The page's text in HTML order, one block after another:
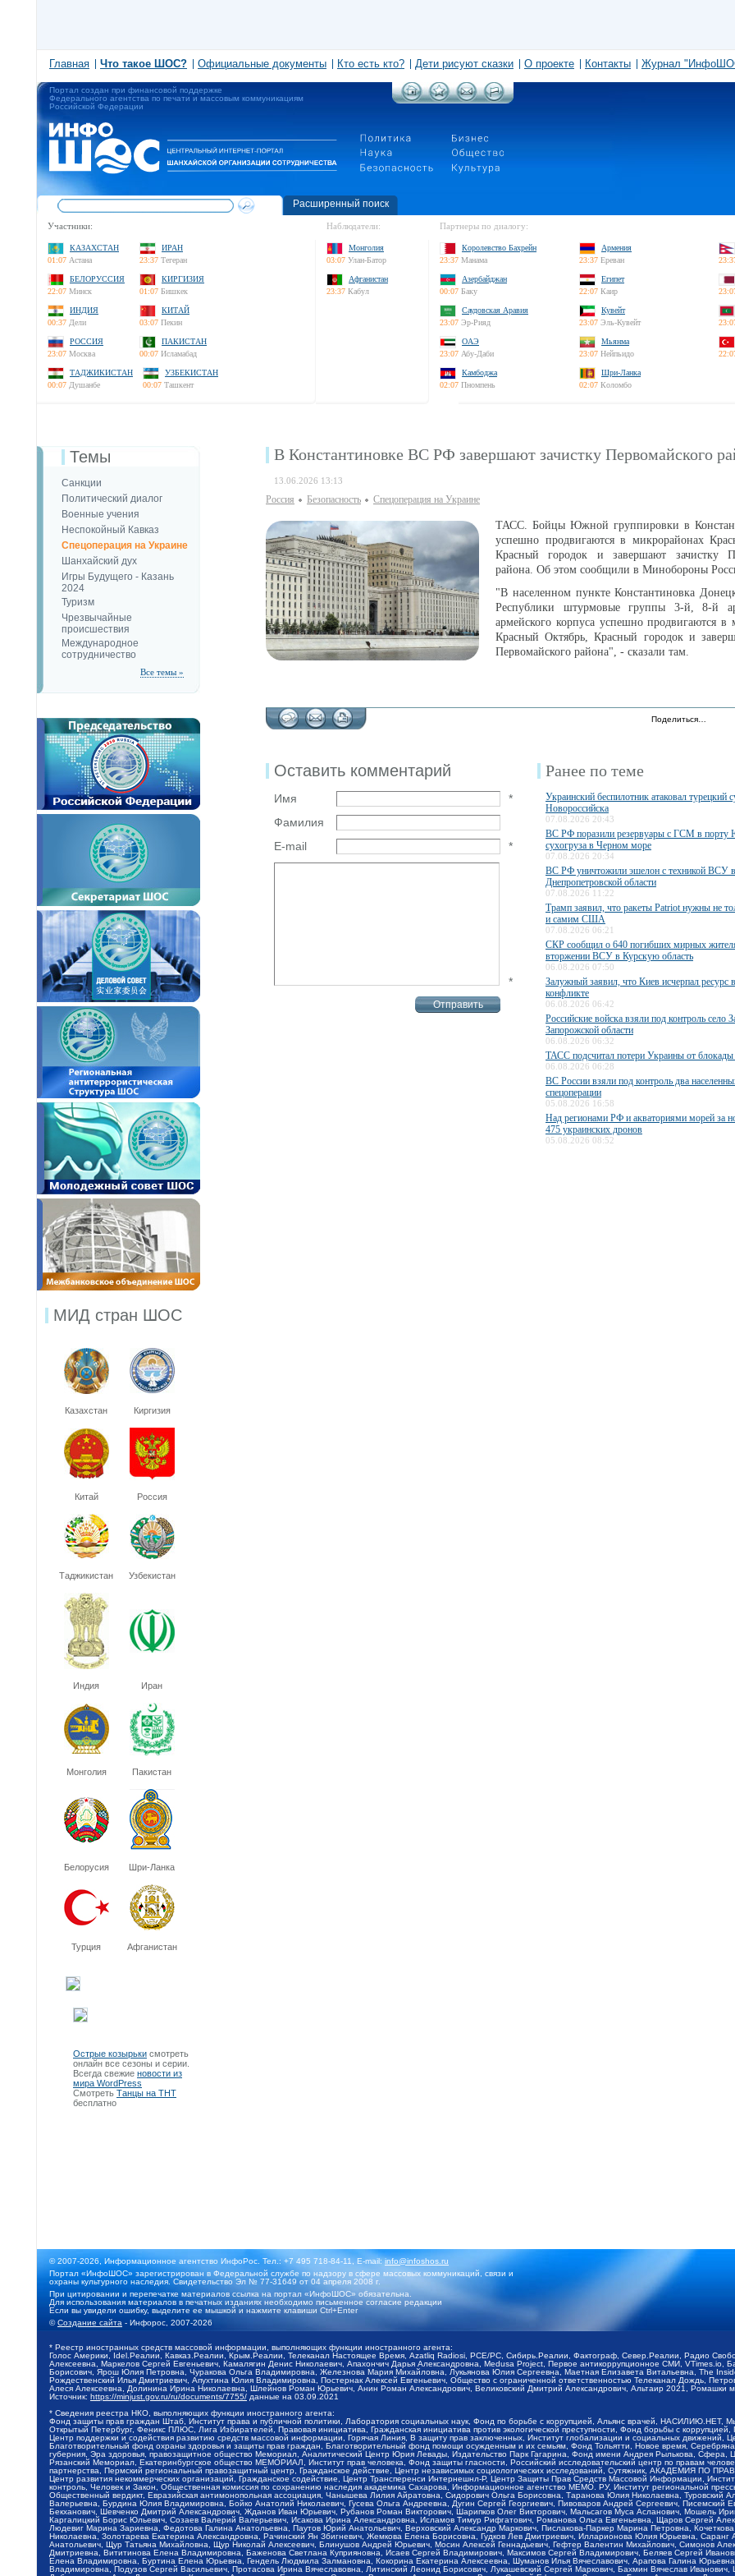
Главная Что такое ШОС? Официальные документы Кто есть кто? Дети рисуют сказки О проекте Контакты Журнал
Портал создан при финансовой поддержке
Федерального агентства по печати и массовым коммуникациям
Российской Федерации
Расширенный поиск
Участники:
КАЗАХСТАН
01:07 Астана
ИРАН
23:37 Тегеран
БЕЛОРУССИЯ
22:07 Минск
КИРГИЗИЯ
01:07 Бишкек
ИНДИЯ
00:37 Дели
КИТАЙ
03:07 Пекин
РОССИЯ
23:07 Москва
ПАКИСТАН
00:07 Исламабад
ТАДЖИКИСТАН
00:07 Душанбе
УЗБЕКИСТАН
00:07 Ташкент
Наблюдатели:
Монголия
03:07 Улан-Батор
Афганистан
23:37 Кабул
Партнеры по диалогу:
Королевство Бахрейн
23:37 Манама
Армения
23:37 Ереван
Азербайджан
00:07 Баку
Египет
22:07 Каир
Саудовская Аравия
23:07 Эр-Рияд
Кувейт
23:07 Эль-Кувейт
ОАЭ
23:07 Абу-Даби
Мьянма
23:07 Нейпьидо
Камбоджа
02:07 Пномпень
Шри-Ланка
02:07 Коломбо
Темы
Санкции
Политический диалог
Военные учения
Неспокойный Кавказ
Спецоперация на Украине
Шанхайский дух
Игры Будущего - Казань
2024
Туризм
Чрезвычайные
происшествия
Международное
сотрудничество
Все темы »
МИД стран ШОС
Казахстан Киргизия
Китай Россия
Таджикистан Узбекистан
Индия Иран
Монголия Пакистан
Белорусия Шри-Ланка
Турция Афганистан
Острые козырьки смотреть
онлайн все сезоны и серии.
Всегда свежие новости из
мира WordPress
Смотреть Танцы на ТНТ
бесплатно
В Константиновке ВС РФ завершают зачистку Первомайского
13.06.2026 13:13
Россия Безопаcность Спецоперация на Украине
ТАСС. Бойцы Южной группировки в
успешно продвигаются в микрорайонах
Красный городок и завершают зачистку
района. Об этом сообщили в Минобороны
"В населенном пункте Константиновка
Республики штурмовые группы 3-й, 8-й
армейского корпуса успешно продвигаются в
Красный Октябрь, Красный городок и
Первомайского района", - сказали там.
Поделиться…
Оставить комментарий
Имя
*
Фамилия
E-mail
*
*
Ранее по теме
Украинский беспилотник атаковал турецкий
Новороссийска
07.08.2026 20:43
ВС РФ поразили резервуары с ГСМ в
сухогруза в Черном море
07.08.2026 20:34
ВС РФ уничтожили эшелон с техникой ВСУ в
Днепропетровской области
07.08.2026 11:22
Трамп заявил, что ракеты Patriot нужны не
и самим США
07.08.2026 06:21
СКР сообщил о 640 погибших мирных
вторжении ВСУ в Курскую область
06.08.2026 07:50
Залужный заявил, что Киев исчерпал ресурс
конфликте
06.08.2026 06:42
Российские войска взяли под контроль село
Запорожской области
06.08.2026 06:32
ТАСС подсчитал потери Украины от блокады
06.08.2026 06:28
ВС России взяли под контроль два
спецоперации
05.08.2026 16:58
Над регионами РФ и акваториями морей за
475 украинских дронов
05.08.2026 08:52
© 2007-2026, Информационное агентство ИнфоРос. Тел.: +7 495 718-84-11, E-mail:info@infoshos.ru
Портал «ИнфоШОС» зарегистрирован в Федеральной службе по надзору в сфере массовых коммуникаций, связи и
охраны культурного наследия. Свидетельство Эл № 77-31649 от 04 апреля 2008 г.
При цитировании и перепечатке материалов ссылка на портал «ИнфоШОС» обязательна.
Для использования материалов в печатных изданиях необходимо письменное согласие редакции
Если вы увидели ошибку, выделите ее мышкой и нажмите клавиши Ctrl+Enter
©Создание сайта - Инфорос, 2007-2026
* Реестр иностранных средств массовой информации, выполняющих функции иностранного агента:
Голос Америки, Idel.Реалии, Кавказ.Реалии, Крым.Реалии, Телеканал Настоящее Время, Azatliq Radiosi, PCE/PC, Сибирь.Реалии, Фактограф, Север.Реалии, Радио
Алексеевна, Маркелов Сергей Евгеньевич, Камалягин Денис Николаевич, Апахончич Дарья Александровна, Medusa Project, Первое антикоррупционное СМИ,
Борисович, Ярош Юлия Петровна, Чуракова Ольга Владимировна, Железнова Мария Михайловна, Лукьянова Юлия Сергеевна, Маетная Елизавета Витальевна, The
Рождественский Илья Дмитриевич, Апухтина Юлия Владимировна, Постернак Алексей Евгеньевич, Общество с ограниченной ответственностью Телеканал Дождь,
Алеся Алексеевна, Долинина Ирина Николаевна, Шлейнов Роман Юрьевич, Анин Роман Александрович, Великовский Дмитрий Александрович, Альтаир 2021, Ромашки
Источник: https://minjust.gov.ru/ru/documents/7755/ данные на 03.09.2021
* Сведения реестра НКО, выполняющих функции иностранного агента:
Фонд защиты прав граждан Штаб, Институт права и публичной политики, Лаборатория социальных наук, Фонд по борьбе с коррупцией, Альянс врачей,
Открытый Петербург, Феникс ПЛЮС, Лига Избирателей, Правовая инициатива, Гражданская инициатива против экологической преступности, Фонд борьбы с
Центр поддержки и содействия развитию средств массовой информации, Горячая Линия, В защиту прав заключенных, Институт глобализации и социальных
Благотворительный фонд охраны здоровья и защиты прав граждан, Благотворительный фонд помощи осужденным и их семьям, Фонд Тольятти, Новое время,
губерния, Эра здоровья, правозащитное общество Мемориал, Аналитический Центр Юрия Левады, Издательство Парк Гагарина, Фонд имени Андрея Рылькова,
Рязанский Мемориал, Екатеринбургское общество МЕМОРИАЛ, Институт прав человека, Фонд защиты гласности, Российский исследовательский центр по правам
партнерства, Пермский региональный правозащитный центр, Гражданское действие, Центр независимых социологических исследований, Сутяжник, АКАДЕМИЯ ПО
Центр развития некоммерческих организаций, Гражданское содействие, Центр Трансперенси Интернешнл-Р, Центр Защиты Прав Средств Массовой Информации,
контроль, Человек и Закон, Общественная комиссия по сохранению наследия академика Сахарова, Информационное агентство МЕМО. РУ, Институт региональной
Общественный вердикт, Евразийская антимонопольная ассоциация, Чанышева Лилия Айратовна, Сидорович Ольга Борисовна, Таранова Юлия Николаевна, Туровский
Валерьевна, Бурдина Юлия Владимировна, Бойко Анатолий Николаевич, Гусева Ольга Андреевна, Дугин Сергей Георгиевич, Пивоваров Андрей Сергеевич, Писемский
Бекханович, Шевченко Дмитрий Александрович, Жданов Иван Юрьевич, Рубанов Роман Викторович, Шарипков Олег Викторович, Мальсагов Муса Асланович, Мошель
Каргалицкий Борис Юльевич, Созаев Валерий Валерьевич, Исакова Ирина Александровна, Исламов Тимур Рифгатович, Романова Ольга Евгеньевна, Щаров Сергей
Людевиг Марина Зариевна, Федотова Галина Анатольевна, Паутов Юрий Анатольевич, Верховский Александр Маркович, Пислакова-Паркер Марина Петровна,
Николаевна, Золотарева Екатерина Александровна, Рачинский Ян Збигневич, Жемкова Елена Борисовна, Гудков Лев Дмитриевич, Илларионова Юлия Юрьевна,
Анатольевич, Щур Татьяна Михайловна, Щур Николай Алексеевич, Блинушов Андрей Юрьевич, Мосин Алексей Геннадьевич, Гефтер Валентин Михайлович, Симонов
Дмитриевна, Вититинова Елена Владимировна, Баженова Светлана Куприяновна, Исаев Сергей Владимирович, Максимов Сергей Владимирович, Беляев Сергей
Елена Владимировна, Буртина Елена Юрьевна, Гендель Людмила Залмановна, Кокорина Екатерина Алексеевна, Шуманов Илья Вячеславович, Арапова Галина
Владимировна, Подузов Сергей Васильевич, Протасова Ирина Вячеславовна, Литинский Леонид Борисович, Лукашевский Сергей Маркович, Бахмин Вячеслав